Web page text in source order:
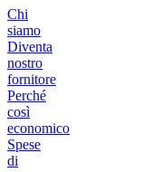
Chi
siamo
Diventa
nostro
fornitore
Perché
così
economico
Spese
di